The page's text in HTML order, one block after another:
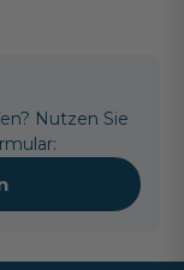
Nutzen Sie